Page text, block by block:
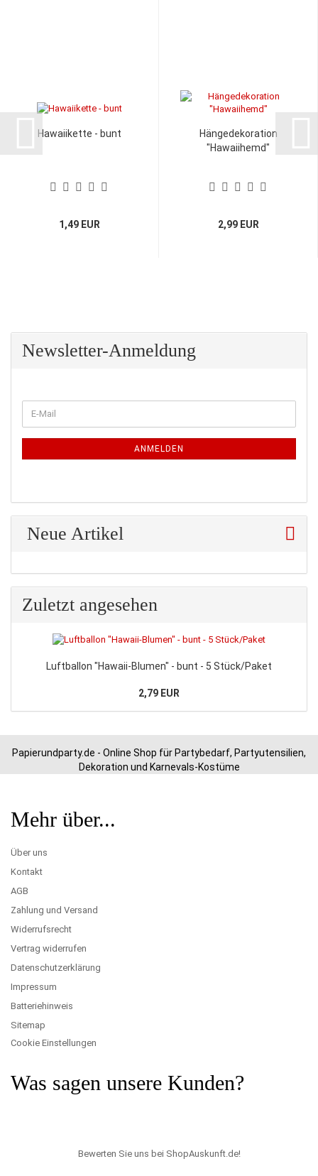
Hawaiikette - bunt
1,49 EUR
Hängedekoration
"Hawaiihemd"
2,99 EUR
Newsletter-Anmeldung
ZUR
NEWSLETTER-
E-
Mail
ANMELDEN
Neue Artikel
Zuletzt angesehen
Luftballon "Hawaii-Blumen" - bunt - 5 Stück/Paket
2,79 EUR
Papierundparty.de - Online Shop für Partybedarf, Partyutensilien,
Dekoration und Karnevals-Kostüme
Mehr über...
Über uns
Kontakt
AGB
Zahlung und Versand
Widerrufsrecht
Vertrag widerrufen
Datenschutzerklärung
Impressum
Batteriehinweis
Sitemap
Cookie Einstellungen
Was sagen unsere Kunden?
Bewerten Sie uns bei ShopAuskunft.de!